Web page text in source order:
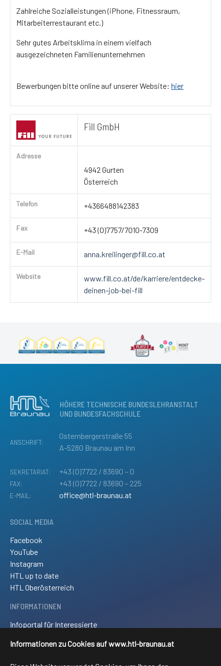
Informationen zu Cookies auf www.htl-braunau.at
Zahlreiche Sozialleistungen (iPhone, Fitnessraum,
Mitarbeiterrestaurant etc.)
Sehr gutes Arbeitsklima in einem vielfach
ausgezeichneten Familienunternehmen
Bewerbungen bitte online auf unserer Website: hier
Fill GmbH
Adresse
4942 Gurten
Österreich
Telefon +4366488142383
Fax +43 (0)7757/7010-7309
E-Mail anna.kreilinger@fill.co.at
Website
www.fill.co.at/de/karriere/entdecke-
deinen-job-bei-fill
HÖHERE TECHNISCHE BUNDESLEHRANSTALT
UND BUNDESFACHSCHULE
ANSCHRIFT:
Osternbergerstraße 55
A-5280 Braunau am Inn
SEKRETARIAT: +43 (0)7722 / 83690 – 0
FAX: +43 (0)7722 / 83690 – 225
E-MAIL: office@htl-braunau.at
SOCIAL MEDIA
Facebook
YouTube
Instagram
HTL up to date
HTL Oberösterreich
INFORMATIONEN
Infoportal für Interessierte
Downloads